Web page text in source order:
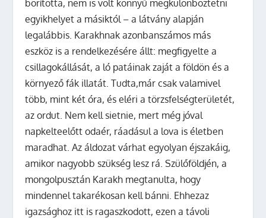
borította, nem is volt könnyű megkülönböztetni
egyikhelyet a másiktól – a látvány alapján
legalábbis. Karakhnak azonbanszámos más
eszköz is a rendelkezésére állt: megfigyelte a
csillagokállását, a ló patáinak zaját a földön és a
környező fák illatát. Tudta,már csak valamivel
több, mint két óra, és eléri a törzsfelségterületét,
az ordut. Nem kell sietnie, mert még jóval
napkelteelőtt odaér, ráadásul a lova is életben
maradhat. Az áldozat várhat egyolyan éjszakáig,
amikor nagyobb szükség lesz rá. Szülőföldjén, a
mongolpusztán Karakh megtanulta, hogy
mindennel takarékosan kell bánni. Ehhezaz
igazsághoz itt is ragaszkodott, ezen a távoli